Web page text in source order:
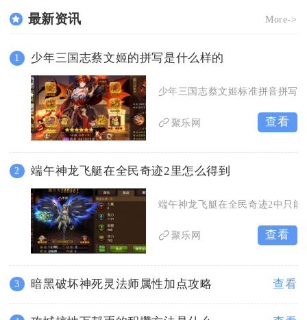
最新资讯 More->
1 少年三国志蔡文姬的拼写是什么样的
少年三国志蔡文姬标准拼音拼写
聚乐网 查看
2 端午神龙飞艇在全民奇迹2里怎么得到
端午神龙飞艇在全民奇迹2中只
聚乐网 查看
3 暗黑破坏神死灵法师属性加点攻略 查看